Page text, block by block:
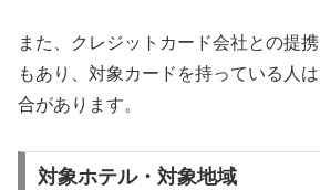
また、クレジットカード会社との提
もあり、対象カードを持っている人
合があります。
対象ホテル・対象地域